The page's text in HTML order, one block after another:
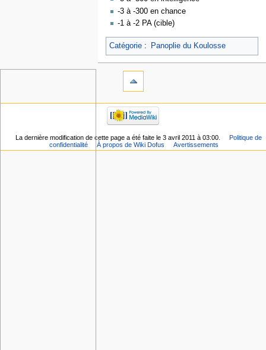
-3 à -300 en chance
-1 à -2 PA (cible)
Catégorie: Panoplie du Koulosse
La dernière modification de cette page a été faite le 3 avril 2011 à 03:00.
Politique de
confidentialité
À propos de Wiki Dofus Avertissements